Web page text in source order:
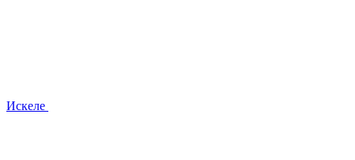
Искеле